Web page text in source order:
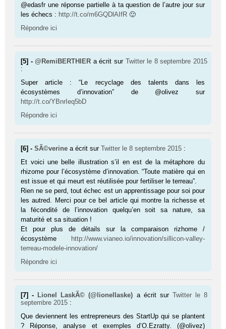
@edasfr une réponse partielle à ta question de l’autre jour sur
les échecs : http://t.co/m6GQDlAIfR 🙂
Répondre ici
[5] -@RemiBERTHIER a écrit sur Twitter le 8 septembre 2015
:
Super article : “Le recyclage des talents dans les
écosystèmes d’innovation” de @olivez sur
http://t.co/YBnrIeq5bD
Répondre ici
[6] -SÃ©verine a écrit surTwitter le 8 septembre 2015 :
Et voici une belle illustration s’il en est de la métaphore du
rhizome pour l’écosystème d’innovation. “Toute matière qui en
est issue et qui meurt est réutilisée pour fertiliser le terreau”.
Rien ne se perd, tout échec est un apprentissage pour soi pour
les autred. Merci pour ce bel article qui montre la richesse et
la fécondité de l’innovation quelqu’en soit sa nature, sa
maturité et sa situation !
Et pour plus de détails sur la comparaison rizhome /
écosystème
http://www.vianeo.io/innovation/sillicon-valley-
terreau-modele-innovation/
Répondre ici
[7] - Lionel LaskÃ© (@lionellaske) a écrit sur Twitter
le 8
septembre 2015 :
Que deviennent les entrepreneurs des StartUp qui se plantent
? Réponse, analyse et exemples d’O.Ezratty. (@olivez)